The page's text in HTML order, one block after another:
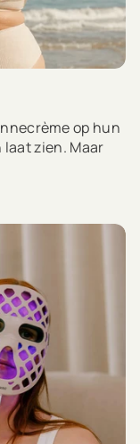
op hun
zien. Maar